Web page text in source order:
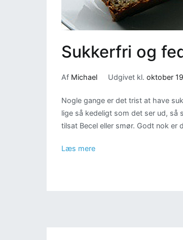
Sukkerfri og
Af Michael Udgivet kl.oktober
Nogle gange er det trist at have
lige så kedeligt som det ser ud, så
tilsat Becel eller smør. Godt nok er
Læs mere